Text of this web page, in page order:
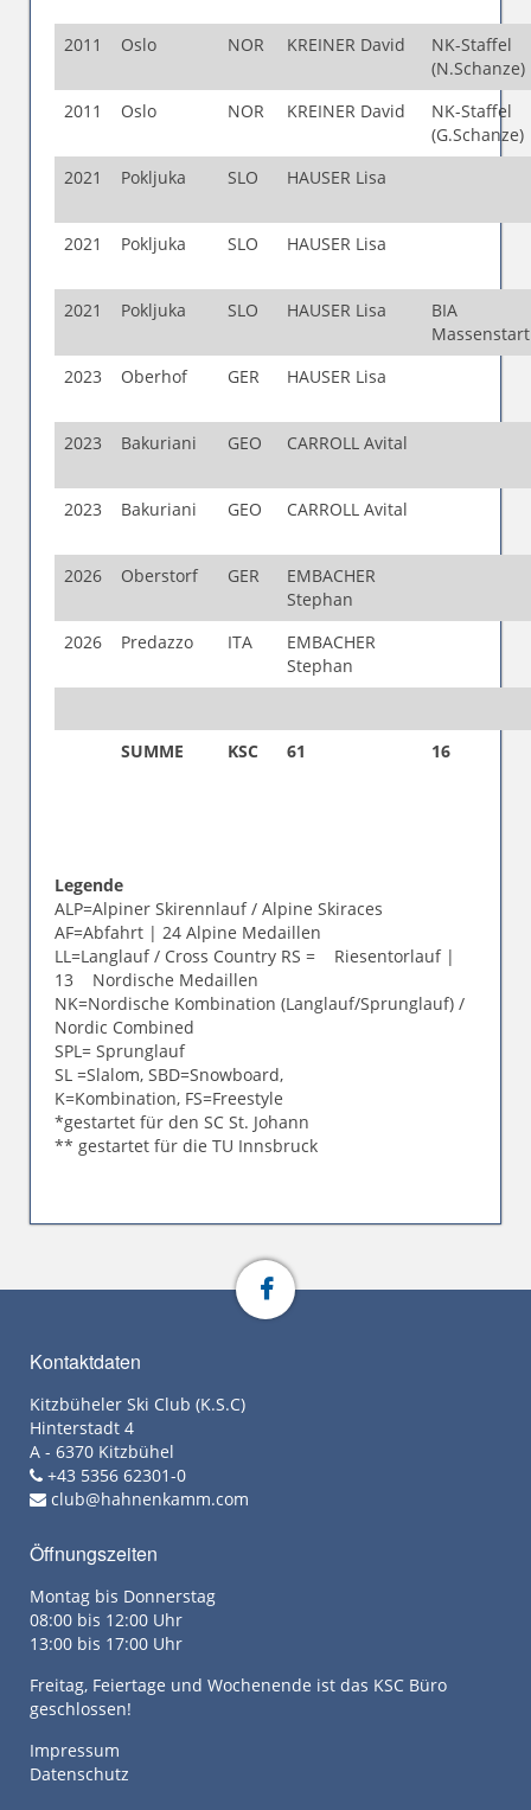
2011 Oslo NOR KREINER David
NK-Staffel
(N.Schanze)
2011
Oslo NOR KREINER David
NK-Staffel
(G.Schanze)
2021
Pokljuka SLO HAUSER Lisa
2021 Pokljuka SLO HAUSER Lisa
2021 Pokljuka SLO HAUSER Lisa
BIA
2023
Oberhof GER HAUSER Lisa
2023 Bakuriani GEO CARROLL Avital
2023 Bakuriani GEO CARROLL Avital
2026 Oberstorf GER
EMBACHER
Stephan
2026
Predazzo ITA
EMBACHER
Stephan
SUMME KSC 61 16
Legende
ALP=Alpiner Skirennlauf / Alpine Skiraces
AF=Abfahrt | 24 Alpine Medaillen
LL=Langlauf / Cross Country RS = Riesentorlauf |
13 Nordische Medaillen
NK=Nordische Kombination (Langlauf/Sprunglauf) /
Nordic Combined
SPL= Sprunglauf
SL =Slalom, SBD=Snowboard,
K=Kombination, FS=Freestyle
*gestartet für den SC St. Johann
** gestartet für die TU Innsbruck
Kontaktdaten
Kitzbüheler Ski Club (K.S.C)
Hinterstadt 4
A - 6370 Kitzbühel
+43 5356 62301-0
club@hahnenkamm.com
Öffnungszeiten
Montag bis Donnerstag
08:00 bis 12:00 Uhr
13:00 bis 17:00 Uhr
Freitag, Feiertage und Wochenende ist das KSC Büro
geschlossen!
Impressum
Datenschutz